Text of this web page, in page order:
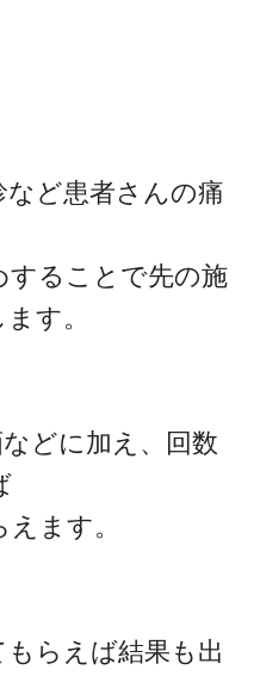
ど患者さんの痛
することで先の施
す。
どに加え、回数
ます。
らえば結果も出